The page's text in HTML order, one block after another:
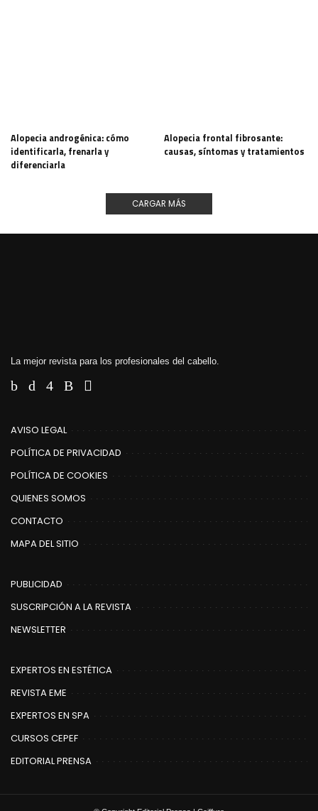
Alopecia androgénica: cómo
identificarla, frenarla y
diferenciarla
Alopecia frontal fibrosante:
causas, síntomas y tratamientos
CARGAR MÁS
La mejor revista para los profesionales del cabello.
AVISO LEGAL
POLÍTICA DE PRIVACIDAD
POLÍTICA DE COOKIES
QUIENES SOMOS
CONTACTO
MAPA DEL SITIO
PUBLICIDAD
SUSCRIPCIÓN A LA REVISTA
NEWSLETTER
EXPERTOS EN ESTÉTICA
REVISTA EME
EXPERTOS EN SPA
CURSOS CEPEF
EDITORIAL PRENSA